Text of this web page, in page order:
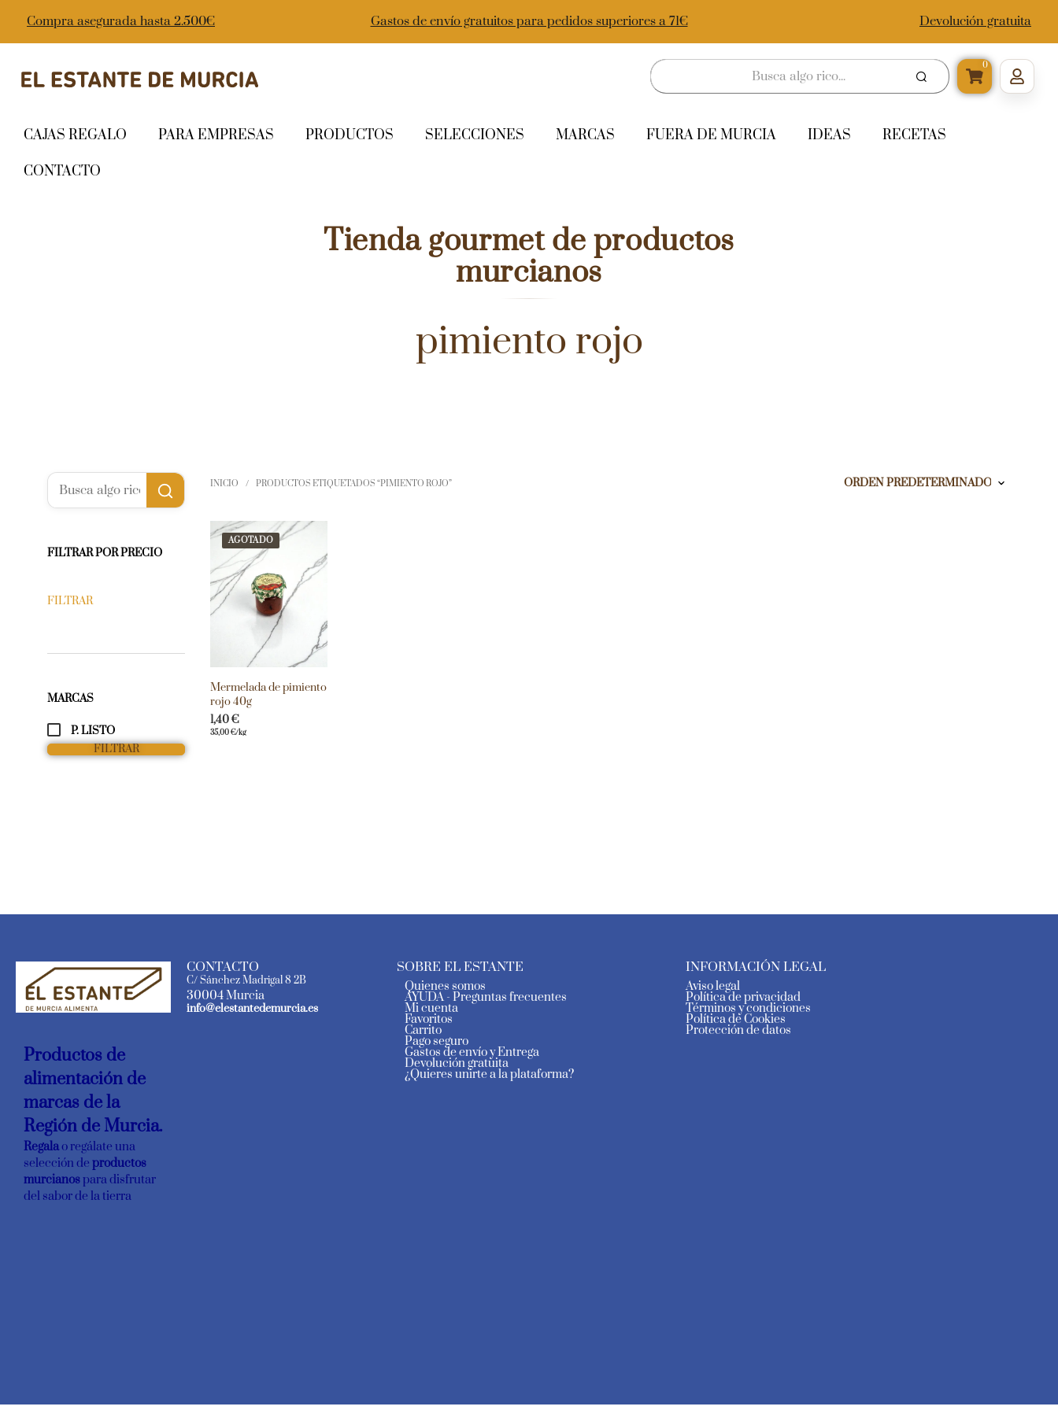
Compra asegurada hasta 2.500€ Gastos de envío gratuitos para pedidos superiores a 71€ Devolución gratuita
0
CAJAS REGALO PARA EMPRESAS PRODUCTOS SELECCIONES MARCAS FUERA DE MURCIA IDEAS RECETAS
CONTACTO
Tienda gourmet de productos
murcianos
pimiento rojo
FILTRAR POR PRECIO
FILTRAR
MARCAS
P. LISTO
FILTRAR
INICIO / PRODUCTOS ETIQUETADOS “PIMIENTO ROJO”
AGOTADO
Mermelada de pimiento
rojo 40g
1,40€
35,00€/kg
Productos de
alimentación de
marcas de la
Región de Murcia.
Regalao regálate una
selección de productos
murcianospara disfrutar
del sabor de la tierra
CONTACTO
C/ Sánchez Madrigal 8 2B
30004 Murcia
info@elestantedemurcia.es
SOBRE EL ESTANTE
Quienes somos
AYUDA - Preguntas frecuentes
Mi cuenta
Favoritos
Carrito
Pago seguro
Gastos de envío y Entrega
Devolución gratuita
¿Quieres unirte a la plataforma?
INFORMACIÓN LEGAL
Aviso legal
Política de privacidad
Términos y condiciones
Política de Cookies
Protección de datos